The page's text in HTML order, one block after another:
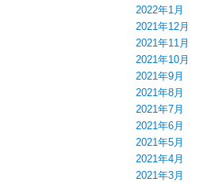
2022年1月
2021年12月
2021年11月
2021年10月
2021年9月
2021年8月
2021年7月
2021年6月
2021年5月
2021年4月
2021年3月